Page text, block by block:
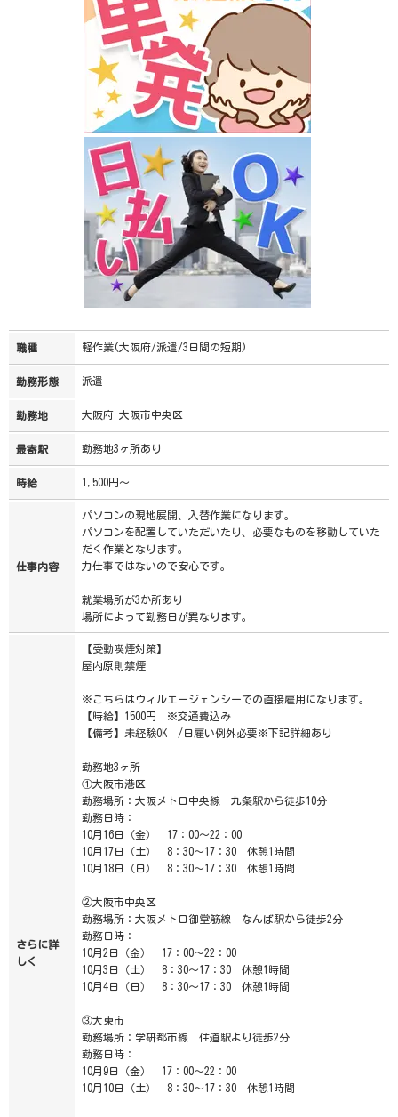
職種 軽作業(大阪府/派遣/3日間の短期)
勤務形態 派遣
勤務地 大阪府 大阪市中央区
最寄駅 勤務地3ヶ所あり
時給 1,500円～
仕事内容
パソコンの現地展開、入替作業になります。
パソコンを配置していただいたり、必要なものを移動していた
だく作業となります。
力仕事ではないので安心です。
就業場所が3か所あり
場所によって勤務日が異なります。
さらに詳
しく
【受動喫煙対策】
屋内原則禁煙
※こちらはウィルエージェンシーでの直接雇用になります。
【時給】1500円 ※交通費込み
【備考】未経験OK /日雇い例外必要※下記詳細あり
勤務地3ヶ所
①大阪市港区
勤務場所：大阪メトロ中央線 九条駅から徒歩10分
勤務日時：
10月16日（金） 17：00～22：00
10月17日（土） 8：30～17：30 休憩1時間
10月18日（日） 8：30～17：30 休憩1時間
②大阪市中央区
勤務場所：大阪メトロ御堂筋線 なんば駅から徒歩2分
勤務日時：
10月2日（金） 17：00～22：00
10月3日（土） 8：30～17：30 休憩1時間
10月4日（日） 8：30～17：30 休憩1時間
③大東市
勤務場所：学研都市線 住道駅より徒歩2分
勤務日時：
10月9日（金） 17：00～22：00
10月10日（土） 8：30～17：30 休憩1時間